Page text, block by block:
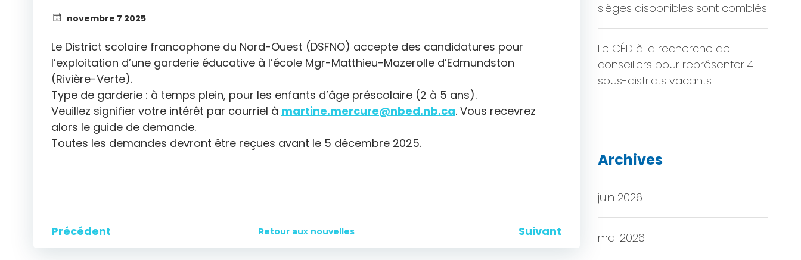
novembre 7 2025
Le District scolaire francophone du Nord-Ouest (DSFNO) accepte des candidatures pour
l’exploitation d’une garderie éducative à l’école Mgr-Matthieu-Mazerolle d’Edmundston
(Rivière-Verte).
Type de garderie : à temps plein, pour les enfants d’âge préscolaire (2 à 5 ans).
Veuillez signifier votre intérêt par courriel à martine.mercure@nbed.nb.ca. Vous recevrez
alors le guide de demande.
Toutes les demandes devront être reçues avant le 5 décembre 2025.
Navigation
de
Précédent Retour aux nouvelles
de
Suivant
sièges disponibles sont comblés
Le CÉD à la recherche de
conseillers pour représenter 4
sous-districts vacants
Archives
juin 2026
mai 2026